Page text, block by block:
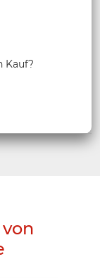
Kauf?